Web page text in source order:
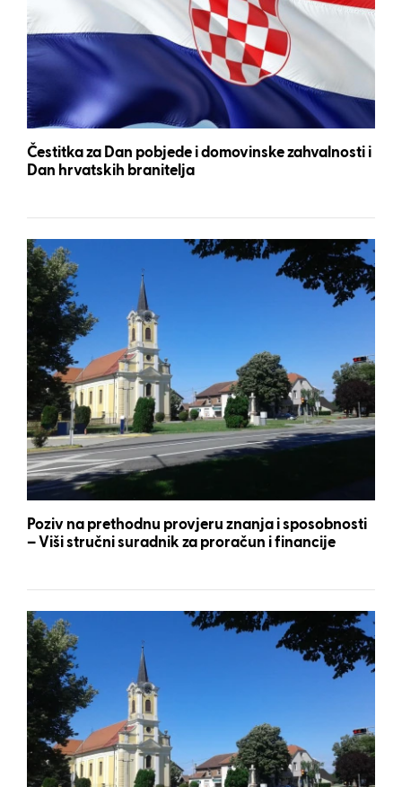
Čestitka za Dan pobjede i domovinske zahvalnosti i
Dan hrvatskih branitelja
Poziv na prethodnu provjeru znanja i sposobnosti
– Viši stručni suradnik za proračun i financije